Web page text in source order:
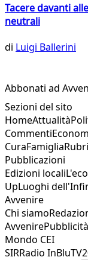
Tacere davanti
neutrali
di Luigi Ballerini
Abbonati ad
Sezioni del sito
HomeAttualità
Commenti
CuraFamiglia
Pubblicazioni
Edizioni locali
UpLuoghi
Avvenire
Chi siamo
AvvenirePubblicità
Mondo CEI
SIRRadio InBlu